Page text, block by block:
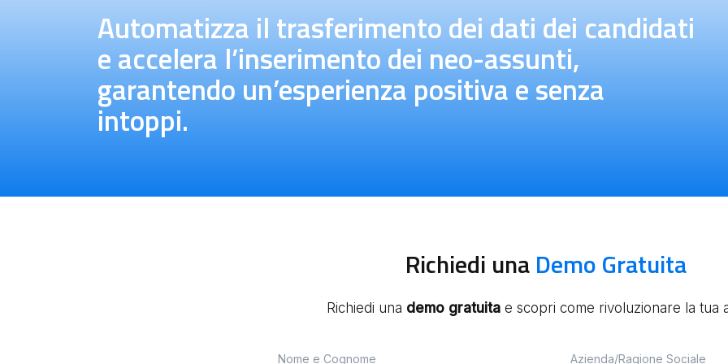
Automatizza il trasferimento dei dati dei candidati
e accelera l’inserimento dei neo-assunti,
garantendo un’esperienza positiva e senza
intoppi.
Richiedi unaDemo Gratuita
Richiedi una demo gratuitae scopri come rivoluzionare la tua